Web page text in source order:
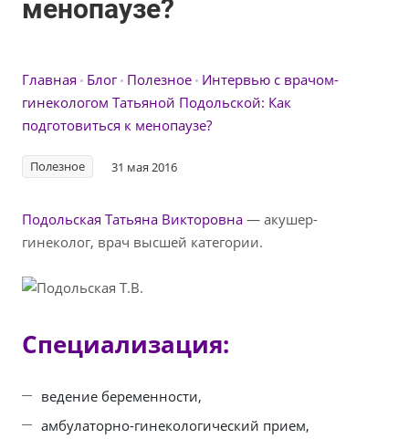
менопаузе?
Главная Блог Полезное Интервью с врачом-
гинекологом Татьяной Подольской: Как
подготовиться к менопаузе?
Полезное 31 мая 2016
Подольская Татьяна Викторовна — акушер-
гинеколог, врач высшей категории.
Специализация:
ведение беременности,
амбулаторно-гинекологический прием,